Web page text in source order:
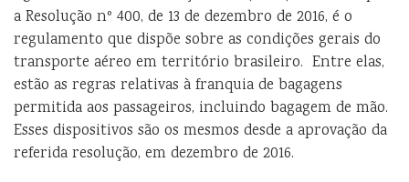
a Resolução nº 400, de 13 de dezembro de 2016, é o
regulamento que dispõe sobre as condições gerais do
transporte aéreo em território brasileiro. Entre elas,
estão as regras relativas à franquia de bagagens
permitida aos passageiros, incluindo bagagem de mão.
Esses dispositivos são os mesmos desde a aprovação da
referida resolução, em dezembro de 2016.